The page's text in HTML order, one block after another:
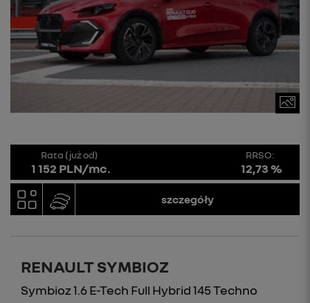
Rata (już od)
1 152 PLN/mc.
RRSO:
12,73 %
szczegóły
RENAULT SYMBIOZ
Symbioz 1.6 E-Tech Full Hybrid 145 Techno